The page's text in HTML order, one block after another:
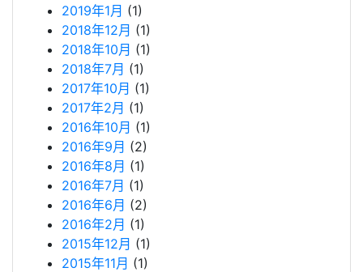
2019年1月 (1)
2018年12月 (1)
2018年10月 (1)
2018年7月 (1)
2017年10月 (1)
2017年2月 (1)
2016年10月 (1)
2016年9月 (2)
2016年8月 (1)
2016年7月 (1)
2016年6月 (2)
2016年2月 (1)
2015年12月 (1)
2015年11月 (1)